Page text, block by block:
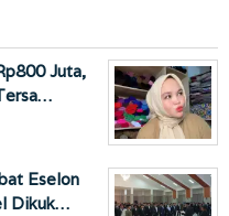
Juta,
Eselon
Dikuk…